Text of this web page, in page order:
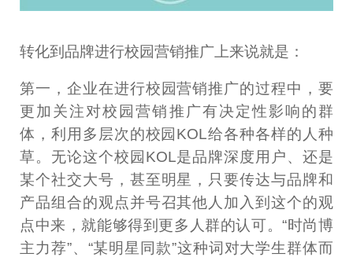
转化到品牌进行校园营销推广上来说就是：
第一，企业在进行校园营销推广的过程中，要
更加关注对校园营销推广有决定性影响的群
体，利用多层次的校园KOL给各种各样的人种
草。无论这个校园KOL是品牌深度用户、还是
某个社交大号，甚至明星，只要传达与品牌和
产品组合的观点并号召其他人加入到这个的观
点中来，就能够得到更多人群的认可。“时尚博
主力荐”、“某明星同款”这种词对大学生群体而